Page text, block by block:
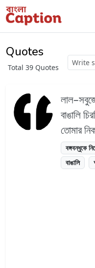
Quotes
Total 39 Quotes
বাঙালি
তোমার
বঙ্গবন্ধুকে
বাঙালি